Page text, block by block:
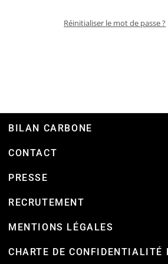
Réinitialiser le mot de passe ?
BILAN CARBONE
CONTACT
PRESSE
RECRUTEMENT
MENTIONS LÉGALES
CHARTE DE CONFIDENTIALITÉ